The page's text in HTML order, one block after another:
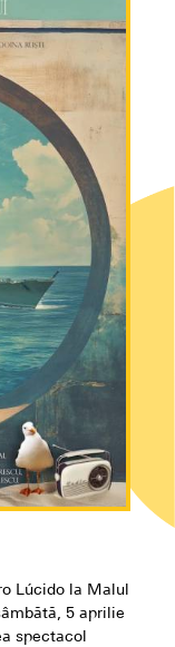
Lúcido la Malul
5 aprilie
spectacol